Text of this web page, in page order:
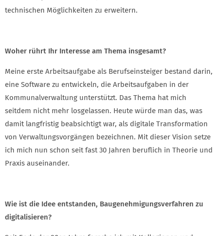
technischen Möglichkeiten zu erweitern.
Woher rührt Ihr Interesse am Thema insgesamt?
Meine erste Arbeitsaufgabe als Berufseinsteiger bestand darin,
eine Software zu entwickeln, die Arbeitsaufgaben in der
Kommunalverwaltung unterstützt. Das Thema hat mich
seitdem nicht mehr losgelassen. Heute würde man das, was
damit langfristig beabsichtigt war, als digitale Transformation
von Verwaltungsvorgängen bezeichnen. Mit dieser Vision setze
ich mich nun schon seit fast 30 Jahren beruflich in Theorie und
Praxis auseinander.
Wie ist die Idee entstanden, Baugenehmigungsverfahren zu
digitalisieren?